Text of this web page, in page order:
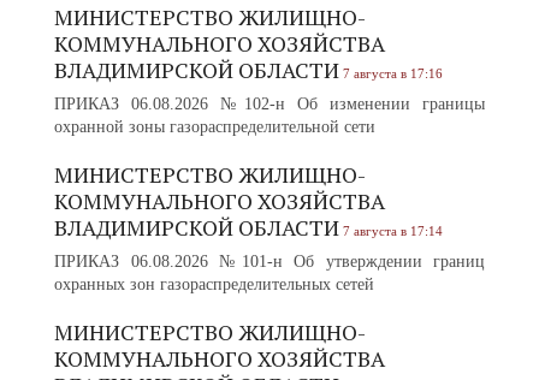
МИНИСТЕРСТВО ЖИЛИЩНО-
КОММУНАЛЬНОГО ХОЗЯЙСТВА
ВЛАДИМИРСКОЙ ОБЛАСТИ 7 августа в 17:16
ПРИКАЗ 06.08.2026 №102-н Об изменении границы
охранной зоны газораспределительной сети
МИНИСТЕРСТВО ЖИЛИЩНО-
КОММУНАЛЬНОГО ХОЗЯЙСТВА
ВЛАДИМИРСКОЙ ОБЛАСТИ 7 августа в 17:14
ПРИКАЗ 06.08.2026 №101-н Об утверждении границ
охранных зон газораспределительных сетей
МИНИСТЕРСТВО ЖИЛИЩНО-
КОММУНАЛЬНОГО ХОЗЯЙСТВА